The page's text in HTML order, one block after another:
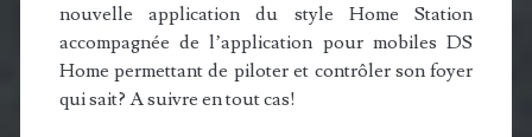
nouvelle application du style Home Station
accompagnée de l’application pour mobiles DS
Home permettant de piloter et contrôler son foyer
qui sait? A suivre en tout cas!